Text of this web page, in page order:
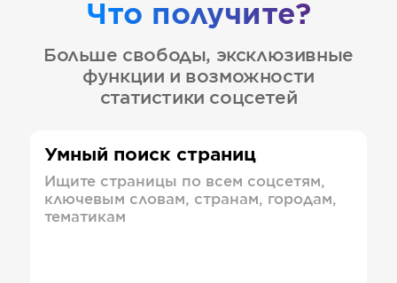
Что получите?
Больше свободы, эксклюзивные
функции и возможности
статистики соцсетей
Умный поиск страниц
Ищите страницы по всем соцсетям,
ключевым словам, странам, городам,
тематикам